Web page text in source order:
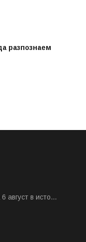
разпознаем
август в исто...